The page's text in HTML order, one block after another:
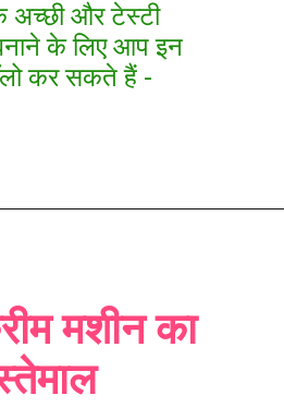
अच्छी और टेस्टी
के लिए आप इन
कर सकते हैं -
मशीन का